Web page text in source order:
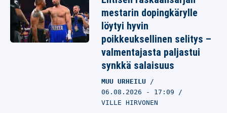
mestarin dopingkärylle
löytyi hyvin
poikkeuksellinen selitys –
valmentajasta paljastui
synkkä salaisuus
MUU URHEILU
06.08.2026 - 17:09
VILLE HIRVONEN